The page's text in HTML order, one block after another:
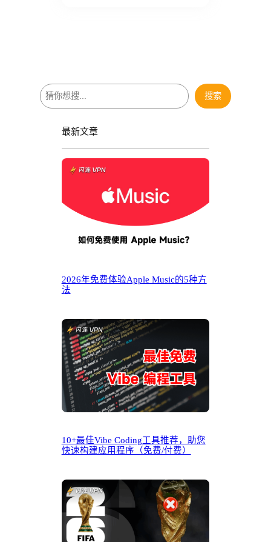
搜
索
搜索
最新文章
2026年免费体验Apple Music的5种方
法
10+最佳Vibe Coding工具推荐，助您
快速构建应用程序（免费/付费）